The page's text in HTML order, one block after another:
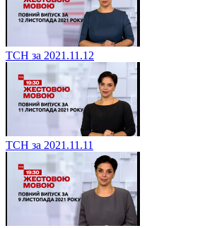
ТСН за 2021.11.12
ТСН за 2021.11.11